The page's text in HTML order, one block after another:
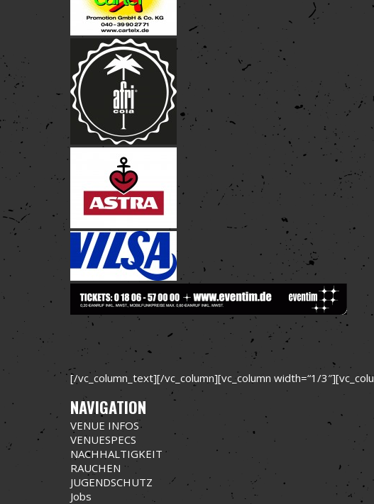
[/vc_column_text][/vc_column][vc_column width=“1/
NAVIGATION
VENUE INFOS
VENUESPECS
NACHHALTIGKEIT
RAUCHEN
JUGENDSCHUTZ
Jobs